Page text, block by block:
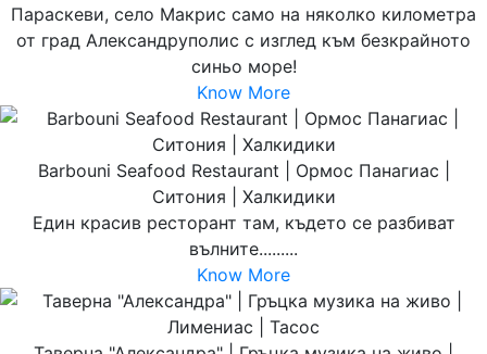
Параскеви, село Макрис само на няколко километра
от град Александруполис с изглед към безкрайното
синьо море!
Know More
Barbouni Seafood Restaurant | Ормос Панагиас |
Ситония | Халкидики
Един красив ресторант там, където се разбиват
вълните.........
Know More